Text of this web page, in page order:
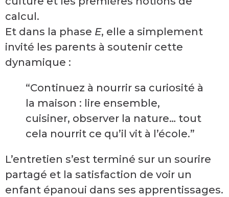
calcul.
Et dans la phase E, elle a simplement
invité les parents à soutenir cette
dynamique :
“Continuez à nourrir sa curiosité à
la maison : lire ensemble,
cuisiner, observer la nature… tout
cela nourrit ce qu’il vit à l’école.”
L’entretien s’est terminé sur un sourire
partagé et la satisfaction de voir un
enfant épanoui dans ses apprentissages.